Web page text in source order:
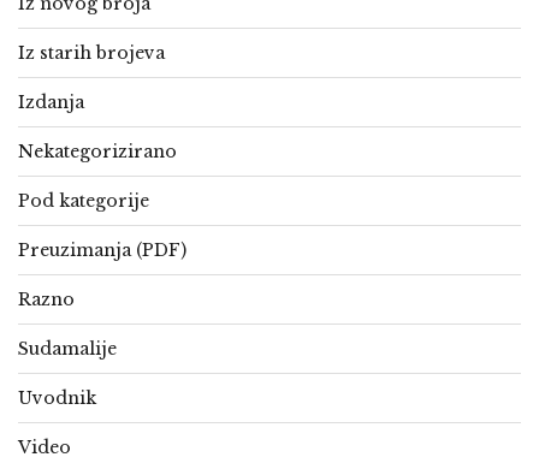
Iz starih brojeva
Izdanja
Nekategorizirano
Pod kategorije
Preuzimanja (PDF)
Razno
Sudamalije
Uvodnik
Video